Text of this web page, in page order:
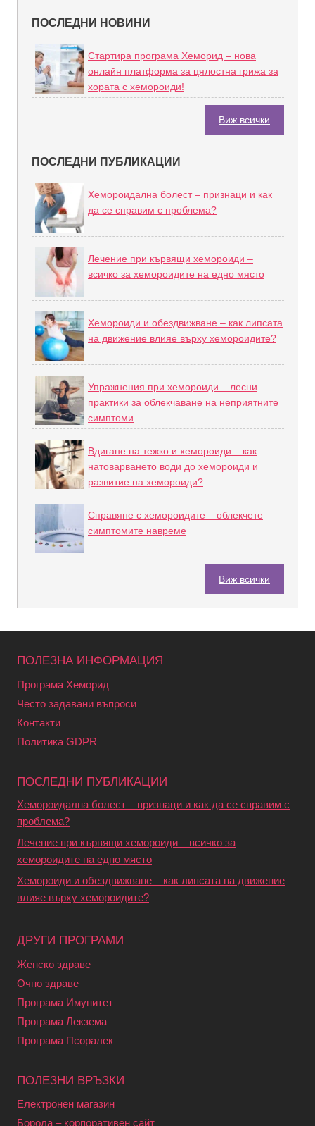
ПОСЛЕДНИ НОВИНИ
Стартира програма Хеморид – нова
онлайн платформа за цялостна грижа за
хората с хемороиди!
Виж всички
ПОСЛЕДНИ ПУБЛИКАЦИИ
Хемороидална болест – признаци и как
да се справим с проблема?
Лечение при кървящи хемороиди –
всичко за хемороидите на едно място
Хемороиди и обездвижване – как липсата
на движение влияе върху хемороидите?
Упражнения при хемороиди – лесни
практики за облекчаване на неприятните
симптоми
Вдигане на тежко и хемороиди – как
натоварването води до хемороиди и
развитие на хемороиди?
Справяне с хемороидите – облекчете
симптомите навреме
Виж всички
ПОЛЕЗНА ИНФОРМАЦИЯ
Програма Хеморид
Често задавани въпроси
Контакти
Политика GDPR
ПОСЛЕДНИ ПУБЛИКАЦИИ
Хемороидална болест – признаци и как да се справим с
проблема?
Лечение при кървящи хемороиди – всичко за
хемороидите на едно място
Хемороиди и обездвижване – как липсата на движение
влияе върху хемороидите?
ДРУГИ ПРОГРАМИ
Женско здраве
Очно здраве
Програма Имунитет
Програма Лекзема
Програма Псоралек
ПОЛЕЗНИ ВРЪЗКИ
Електронен магазин
Борола – корпоративен сайт